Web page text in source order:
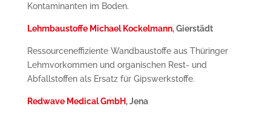
Kontaminanten im Boden.
Lehmbaustoffe Michael Kockelmann, Gierstädt
Ressourceneffiziente Wandbaustoffe aus Thüringer
Lehmvorkommen und organischen Rest- und
Abfallstoffen als Ersatz für Gipswerkstoffe.
Redwave Medical GmbH, Jena